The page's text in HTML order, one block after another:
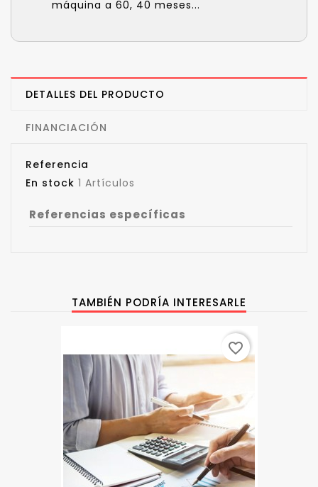
máquina a 60, 40 meses...
DETALLES DEL PRODUCTO
FINANCIACIÓN
Referencia
En stock 1 Artículos
Referencias específicas
TAMBIÉN PODRÍA INTERESARLE
favorite_border